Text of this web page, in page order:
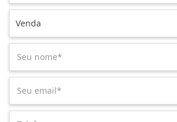
Venda